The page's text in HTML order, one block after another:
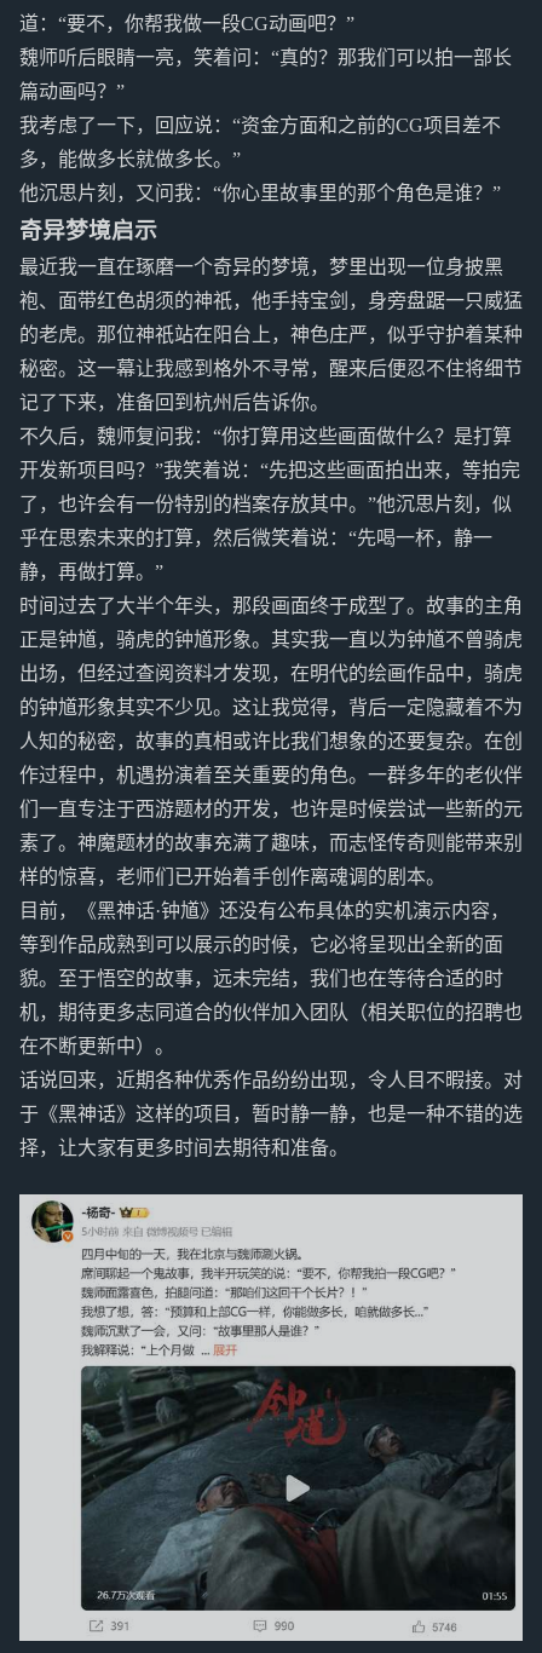
道：“要不，你帮我做一段CG动画吧？”
魏师听后眼睛一亮，笑着问：“真的？那我们可以拍一部长
篇动画吗？”
我考虑了一下，回应说：“资金方面和之前的CG项目差不
多，能做多长就做多长。”
他沉思片刻，又问我：“你心里故事里的那个角色是谁？”
奇异梦境启示
最近我一直在琢磨一个奇异的梦境，梦里出现一位身披黑
袍、面带红色胡须的神祇，他手持宝剑，身旁盘踞一只威猛
的老虎。那位神祇站在阳台上，神色庄严，似乎守护着某种
秘密。这一幕让我感到格外不寻常，醒来后便忍不住将细节
记了下来，准备回到杭州后告诉你。
不久后，魏师复问我：“你打算用这些画面做什么？是打算
开发新项目吗？”我笑着说：“先把这些画面拍出来，等拍完
了，也许会有一份特别的档案存放其中。”他沉思片刻，似
乎在思索未来的打算，然后微笑着说：“先喝一杯，静一
静，再做打算。”
时间过去了大半个年头，那段画面终于成型了。故事的主角
正是钟馗，骑虎的钟馗形象。其实我一直以为钟馗不曾骑虎
出场，但经过查阅资料才发现，在明代的绘画作品中，骑虎
的钟馗形象其实不少见。这让我觉得，背后一定隐藏着不为
人知的秘密，故事的真相或许比我们想象的还要复杂。在创
作过程中，机遇扮演着至关重要的角色。一群多年的老伙伴
们一直专注于西游题材的开发，也许是时候尝试一些新的元
素了。神魔题材的故事充满了趣味，而志怪传奇则能带来别
样的惊喜，老师们已开始着手创作离魂调的剧本。
目前，《黑神话·钟馗》还没有公布具体的实机演示内容，
等到作品成熟到可以展示的时候，它必将呈现出全新的面
貌。至于悟空的故事，远未完结，我们也在等待合适的时
机，期待更多志同道合的伙伴加入团队（相关职位的招聘也
在不断更新中）。
话说回来，近期各种优秀作品纷纷出现，令人目不暇接。对
于《黑神话》这样的项目，暂时静一静，也是一种不错的选
择，让大家有更多时间去期待和准备。